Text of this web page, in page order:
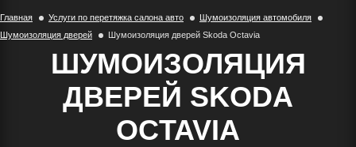
Главная Услуги по перетяжка салона авто
Шумоизоляция автомобиля
Шумоизоляция дверей
Шумоизоляция дверей Skoda Octavia
ШУМОИЗОЛЯЦИЯ
ДВЕРЕЙ SKODA
OCTAVIA